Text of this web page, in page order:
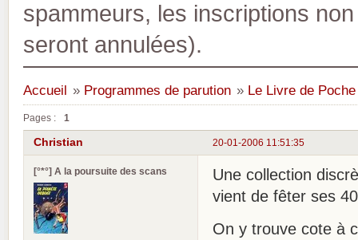
spammeurs, les inscriptions
seront annulées).
Accueil » Programmes de parution » Le Livre de
Pages : 1
20-01-2006 11:51:35
Christian
[°*°] A la poursuite des scans
Une collection
vient de fêter ses
On y trouve cote à